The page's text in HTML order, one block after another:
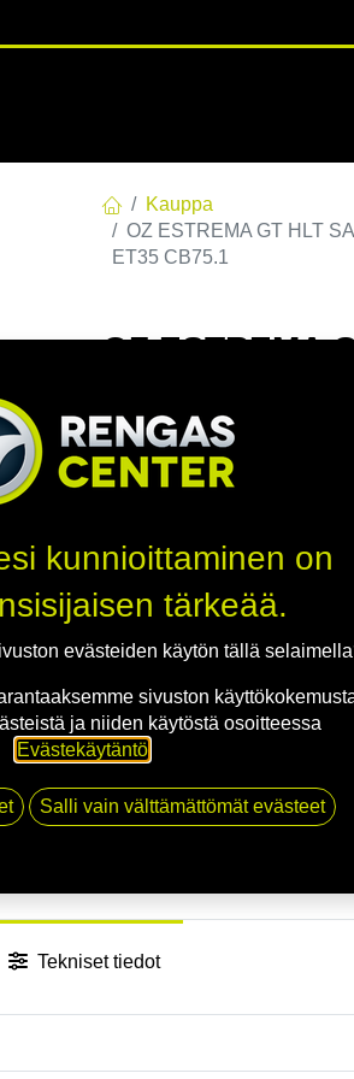
Kauppa
OZ ESTREMA GT HLT
ET35 CB75.1
OZ ESTREMA
CB75.1
EAN:8027529209259
Jaa
Toimitusehdot
Tekniset tiedot
kunnioittaminen on
tärkeää.
evästeiden käytön tällä
sivuston
ja niiden käytöstä osoitteessa
Evästekäytäntö.
Salli vain välttämättömät evästeet